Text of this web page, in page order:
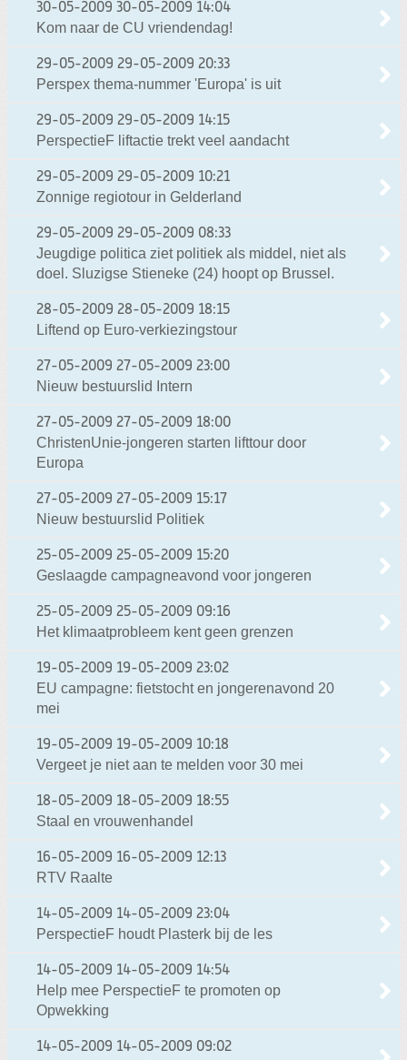
30-05-2009 30-05-2009 14:04
Kom naar de CU vriendendag!
29-05-2009 29-05-2009 20:33
Perspex thema-nummer 'Europa' is uit
29-05-2009 29-05-2009 14:15
PerspectieF liftactie trekt veel aandacht
29-05-2009 29-05-2009 10:21
Zonnige regiotour in Gelderland
29-05-2009 29-05-2009 08:33
Jeugdige politica ziet politiek als middel, niet als
doel. Sluzigse Stieneke (24) hoopt op Brussel.
28-05-2009 28-05-2009 18:15
Liftend op Euro-verkiezingstour
27-05-2009 27-05-2009 23:00
Nieuw bestuurslid Intern
27-05-2009 27-05-2009 18:00
ChristenUnie-jongeren starten lifttour door
Europa
27-05-2009 27-05-2009 15:17
Nieuw bestuurslid Politiek
25-05-2009 25-05-2009 15:20
Geslaagde campagneavond voor jongeren
25-05-2009 25-05-2009 09:16
Het klimaatprobleem kent geen grenzen
19-05-2009 19-05-2009 23:02
EU campagne: fietstocht en jongerenavond 20
mei
19-05-2009 19-05-2009 10:18
Vergeet je niet aan te melden voor 30 mei
18-05-2009 18-05-2009 18:55
Staal en vrouwenhandel
16-05-2009 16-05-2009 12:13
RTV Raalte
14-05-2009 14-05-2009 23:04
PerspectieF houdt Plasterk bij de les
14-05-2009 14-05-2009 14:54
Help mee PerspectieF te promoten op
Opwekking
14-05-2009 14-05-2009 09:02